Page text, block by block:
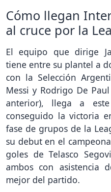
Cómo llegan
al cruce por la
El equipo que dirige
tiene entre su plantel a
con la Selección
Messi y Rodrigo De
anterior), llega a
conseguido la victoria
fase de grupos de la
su debut en el
goles de Telasco
ambos con asistencia
mejor del partido.